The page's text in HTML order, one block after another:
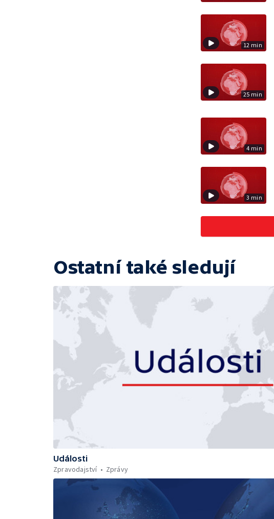
12 min
25 min
4 min
3 min
Ostatní také sledují
Události
Zpravodajství
Zprávy